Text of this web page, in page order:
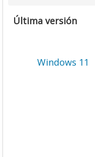
Última versión
Windows 11